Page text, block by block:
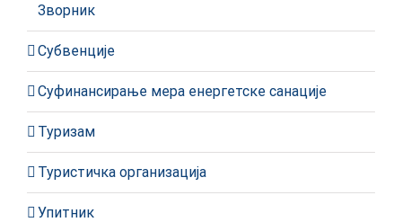
Зворник
Субвенције
Суфинансирање мера енергетске санације
Туризам
Туристичка организација
Упитник